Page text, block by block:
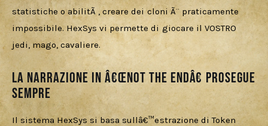
statistiche o abilitÃ , creare dei cloni Ã¨ praticamente
impossibile. HexSys vi permette di giocare il VOSTRO
jedi, mago, cavaliere.
La narrazione in â€œNot The Endâ€ prosegue
sempre
Il sistema HexSys si basa sullâ€™estrazione di Token